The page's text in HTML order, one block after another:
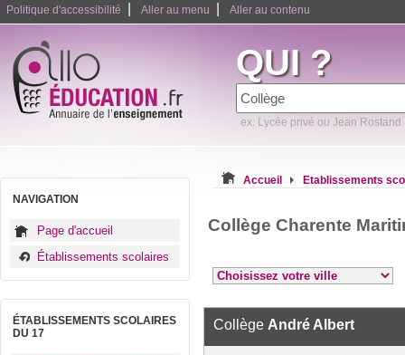
Politique d'accessibilité Aller au menu Aller au contenu
QUI ?
ex: Lycée privé ou Jean Rostand
NAVIGATION
Page d'accueil
Établissements scolaires
ÉTABLISSEMENTS SCOLAIRES
DU 17
Accueil Etablissements
Collège Charente
Collège André Albert